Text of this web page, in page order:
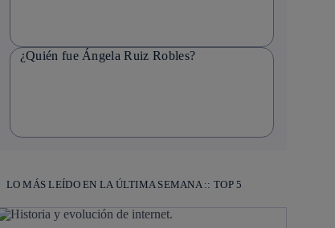
¿Quién fue Ángela Ruiz Robles?
LO MÁS LEÍDO EN LA ÚLTIMA SEMANA :: TOP 5